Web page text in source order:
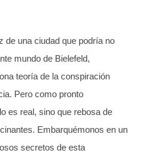
de una ciudad que podría no
mundo de Bielefeld,
teoría de la conspiración
Pero como pronto
es real, sino que rebosa de
Embarquémonos en un
secretos de esta